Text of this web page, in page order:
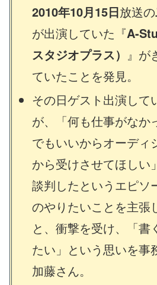
2010年10月15日放送の
が出演していた『A-
スタジオプラス） 』が
ていたことを発見。
その日ゲスト出演して
が、「何も仕事がなか
でもいいからオーディ
から受けさせてほしい
談判したというエピソ
のやりたいことを主張
と、衝撃を受け、「書
たい」という思いを事
加藤さん。